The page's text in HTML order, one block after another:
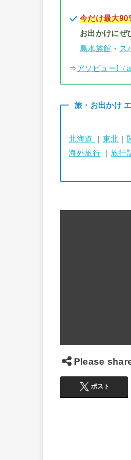
今だけ最大
お出かけにぜ
島水族館 ・ ス
⇒アソビュー!（
旅・お出かけ
北海道 ｜ 東北 ｜
海外旅行 ｜ 旅行
Please
ポスト